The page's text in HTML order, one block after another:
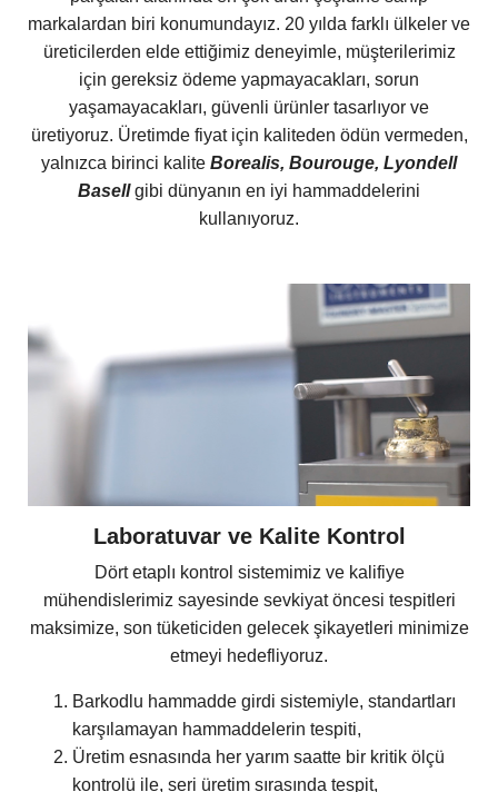
markalardan biri konumundayız. 20 yılda farklı ülkeler ve
üreticilerden elde ettiğimiz deneyimle, müşterilerimiz
için gereksiz ödeme yapmayacakları, sorun
yaşamayacakları, güvenli ürünler tasarlıyor ve
üretiyoruz. Üretimde fiyat için kaliteden ödün vermeden,
yalnızca birinci kalite Borealis, Bourouge, Lyondell
Basellgibi dünyanın en iyi hammaddelerini
kullanıyoruz.
Laboratuvar ve Kalite Kontrol
Dört etaplı kontrol sistemimiz ve kalifiye
mühendislerimiz sayesinde sevkiyat öncesi tespitleri
maksimize, son tüketiciden gelecek şikayetleri minimize
etmeyi hedefliyoruz.
Barkodlu hammadde girdi sistemiyle, standartları
karşılamayan hammaddelerin tespiti,
Üretim esnasında her yarım saatte bir kritik ölçü
kontrolü ile, seri üretim sırasında tespit,